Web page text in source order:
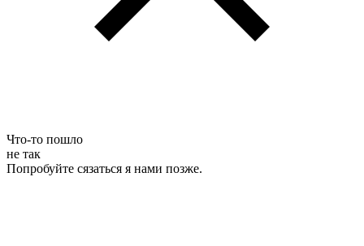
Что-то пошло
не так
Попробуйте сязаться я нами позже.